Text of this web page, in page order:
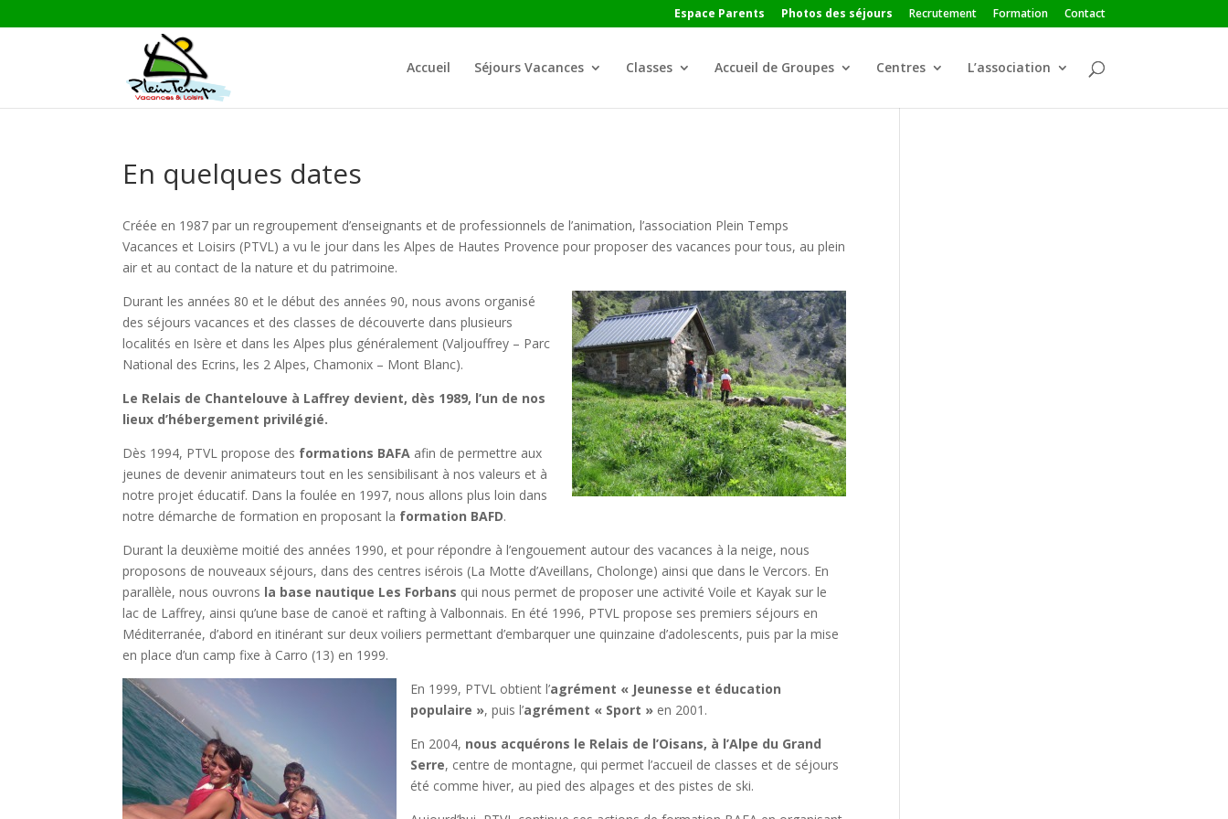
Espace Parents Photos des séjours Recrutement Formation Contact
Accueil Séjours Vacances Classes Accueil de Groupes Centres L’association
En quelques dates
Créée en 1987 par un regroupement d’enseignants et de professionnels de l’animation, l’association Plein Temps
Vacances et Loisirs (PTVL) a vu le jour dans les Alpes de Hautes Provence pour proposer des vacances pour tous, au plein
air et au contact de la nature et du patrimoine.
Durant les années 80 et le début des années 90, nous avons organisé
des séjours vacances et des classes de découverte dans plusieurs
localités en Isère et dans les Alpes plus généralement (Valjouffrey – Parc
National des Ecrins, les 2 Alpes, Chamonix – Mont Blanc).
Le Relais de Chantelouve à Laffrey devient, dès 1989, l’un de nos
lieux d’hébergement privilégié.
Dès 1994, PTVL propose des formations BAFA afin de permettre aux
jeunes de devenir animateurs tout en les sensibilisant à nos valeurs et à
notre projet éducatif. Dans la foulée en 1997, nous allons plus loin dans
notre démarche de formation en proposant la formation BAFD.
Durant la deuxième moitié des années 1990, et pour répondre à l’engouement autour des vacances à la neige, nous
proposons de nouveaux séjours, dans des centres isérois (La Motte d’Aveillans, Cholonge) ainsi que dans le Vercors. En
parallèle, nous ouvrons la base nautique Les Forbans qui nous permet de proposer une activité Voile et Kayak sur le
lac de Laffrey, ainsi qu’une base de canoë et rafting à Valbonnais. En été 1996, PTVL propose ses premiers séjours en
Méditerranée, d’abord en itinérant sur deux voiliers permettant d’embarquer une quinzaine d’adolescents, puis par la mise
en place d’un camp fixe à Carro (13) en 1999.
En 1999, PTVL obtient l’agrément « Jeunesse et éducation
populaire », puis l’agrément « Sport » en 2001.
En 2004, nous acquérons le Relais de l’Oisans, à l’Alpe du Grand
Serre, centre de montagne, qui permet l’accueil de classes et de séjours
été comme hiver, au pied des alpages et des pistes de ski.